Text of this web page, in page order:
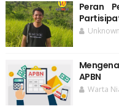
Peran
Unknown
APBN
Warta